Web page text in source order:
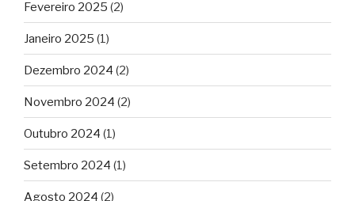
Fevereiro 2025 (2)
Janeiro 2025 (1)
Dezembro 2024 (2)
Novembro 2024 (2)
Outubro 2024 (1)
Setembro 2024 (1)
Agosto 2024 (2)